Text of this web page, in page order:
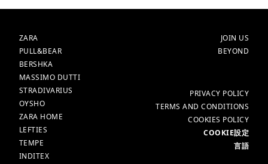
ルバイト《週2
日～》《週５
日》募集
【ZARA/全国オ
ープンエント
ブランド
ZARA
PULL&BEAR
BERSHKA
MASSIMO DUTTI
STRADIVARIUS
OYSHO
ZARA HOME
LEFTIES
TEMPE
INDITEX
メイン
JOIN US
BEYOND
PRIVACY POLICY
TERMS AND CONDITIONS
COOKIES POLICY
COOKIE設定
言語